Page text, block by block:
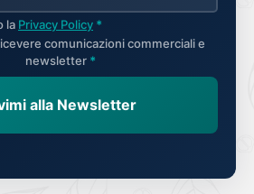
la Privacy Policy *
comunicazioni commerciali e
newsletter *
alla Newsletter